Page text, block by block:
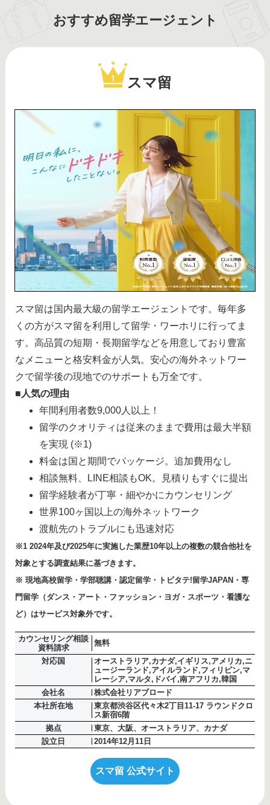
おすすめ留学エージェント
スマ留
スマ留は国内最大級の留学エージェントです。毎年多
くの方がスマ留を利用して留学・ワーホリに行ってま
す。高品質の短期・長期留学などを用意しており豊富
なメニューと格安料金が人気。安心の海外ネットワー
クで留学後の現地でのサポートも万全です。
■人気の理由
年間利用者数9,000人以上！
留学のクオリティは従来のままで費用は最大半額
を実現 (※1)
料金は国と期間でパッケージ。追加費用なし
相談無料、LINE相談もOK。見積りもすぐに提出
留学経験者が丁寧・細やかにカウンセリング
世界100ヶ国以上の海外ネットワーク
渡航先のトラブルにも迅速対応
※1 2024年及び2025年に実施した業歴10年以上の複数の競合他社を
対象とする調査結果に基づきます。
※ 現地高校留学・学部聴講・認定留学・トビタテ!留学JAPAN・専
門留学（ダンス・アート・ファッション・ヨガ・スポーツ・看護な
ど）はサービス対象外です。
カウンセリング相談
資料請求
無料
対応国
オーストラリア,カナダ,イギリス,アメリカ,ニ
ュージーランド,アイルランド,フィリピン,マ
レーシア,マルタ,ドバイ,南アフリカ,韓国
会社名
株式会社リアブロード
本社所在地
東京都渋谷区代々木2丁目11-17 ラウンドクロ
ス新宿6階
拠点
東京、大阪、オーストラリア、カナダ
設立日
2014年12月11日
スマ留 公式サイト